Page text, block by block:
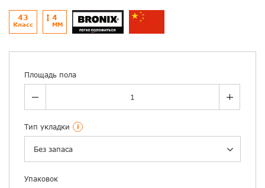
43
Класс
4
ММ
Площадь пола
Тип укладки i
Без запаса
Упаковок